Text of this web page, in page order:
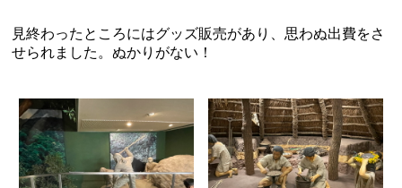
見終わったところにはグッズ販売があり、思わぬ出費をさ
せられました。ぬかりがない！